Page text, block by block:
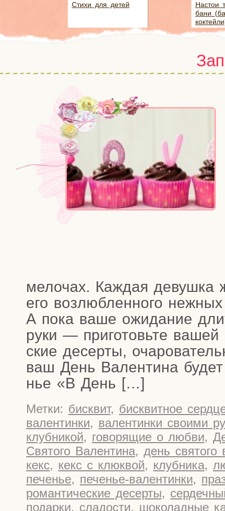
Стихи для детей
Настои
бани
мело­чах. Каж­дая девуш­ка
е­го воз­люб­лен­но­го
А пока ваше ожи­да­ние
руки — при­го­товь­те
ские десер­ты,
ваш День Вален­ти­на
нье «В День […]
Метки: бисквит, бисквитное
валентинки, валентинки своими
клубникой, говорящие о любви,
Святого Валентина, день святого
кекс, кекс с клюквой, клубника,
печенье, печенье-валентинки,
романтические десерты,
подарки, сладости, шоколадные